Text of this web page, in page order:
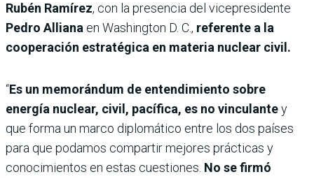
Rubén Ramírez, con la presencia del vicepresidente
Pedro Alliana en Washington D. C., referente a la
cooperación estratégica en materia nuclear civil.
“Es un memorándum de entendimiento sobre
energía nuclear, civil, pacífica, es no vinculantey
que forma un marco diplomático entre los dos países
para que podamos compartir mejores prácticas y
conocimientos en estas cuestiones. No se firmó